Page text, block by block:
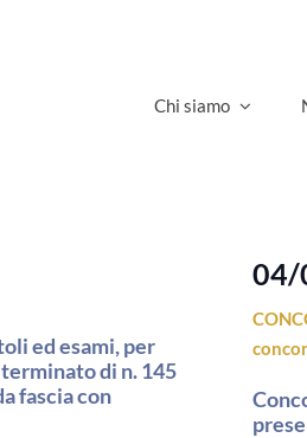
Chi siamo
ed esami, per
di n. 145
fascia con
04/